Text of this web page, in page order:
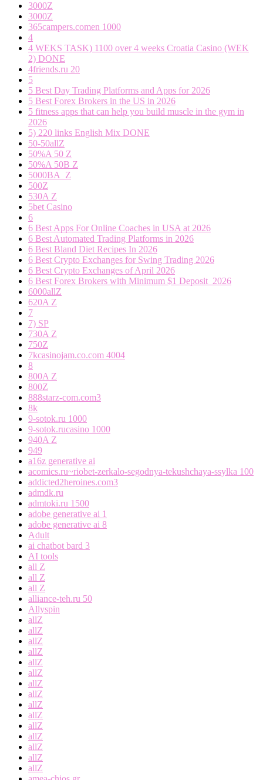
3000Z
3000Z
365campers.comen 1000
4
4 WEKS TASK) 1100 over 4 weeks Croatia Casino (WEK
2) DONE
4friends.ru 20
5
5 Best Day Trading Platforms and Apps for 2026
5 Best Forex Brokers in the US in 2026
5 fitness apps that can help you build muscle in the gym in
2026
5) 220 links English Mix DONE
50-50allZ
50%A 50 Z
50%A 50B Z
5000BA_Z
500Z
530A Z
5bet Casino
6
6 Best Apps For Online Coaches in USA at 2026
6 Best Automated Trading Platforms in 2026
6 Best Bland Diet Recipes In 2026
6 Best Crypto Exchanges for Swing Trading 2026
6 Best Crypto Exchanges of April 2026
6 Best Forex Brokers with Minimum $1 Deposit ️ 2026
6000allZ
620A Z
7
7) SP
730A Z
750Z
7kcasinojam.co.com 4004
8
800A Z
800Z
888starz-com.com3
8k
9-sotok.ru 1000
9-sotok.rucasino 1000
940A Z
949
a16z generative ai
acomics.ru~riobet-zerkalo-segodnya-tekushchaya-ssylka 100
addicted2heroines.com3
admdk.ru
admtoki.ru 1500
adobe generative ai 1
adobe generative ai 8
Adult
ai chatbot bard 3
AI tools
all Z
all Z
all Z
alliance-teh.ru 50
Allyspin
allZ
allZ
allZ
allZ
allZ
allZ
allZ
allZ
allZ
allZ
allZ
allZ
allZ
allZ
allZ